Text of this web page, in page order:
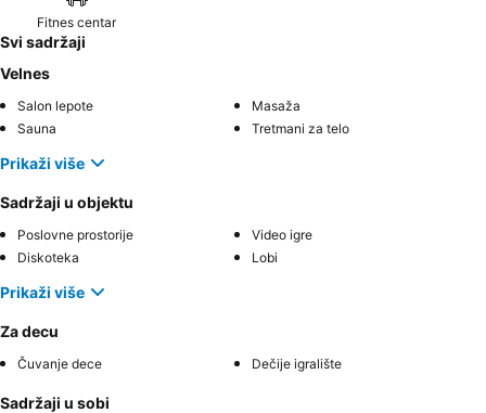
Fitnes centar
Svi sadržaji
Velnes
Salon lepote
Masaža
Sauna
Tretmani za telo
Prikaži više
Sadržaji u objektu
Poslovne prostorije
Video igre
Diskoteka
Lobi
Prikaži više
Za decu
Čuvanje dece Dečije igralište
Sadržaji u sobi